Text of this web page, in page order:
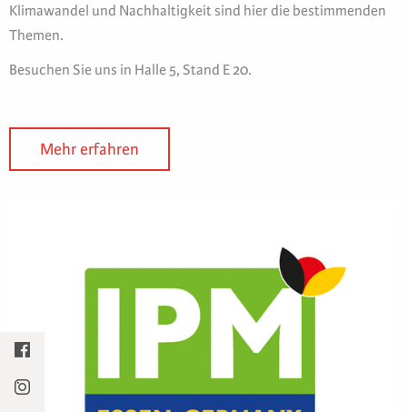
Klimawandel und Nachhaltigkeit sind hier die bestimmenden
Themen.
Besuchen Sie uns in Halle 5, Stand E 20.
Mehr erfahren